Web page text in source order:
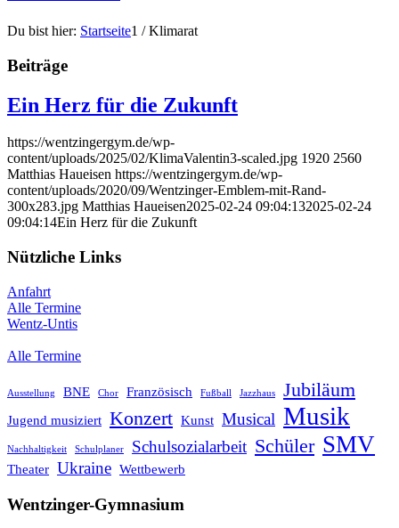
Du bist hier: Startseite1 / Klimarat
Beiträge
Ein Herz für die Zukunft
https://wentzingergym.de/wp-
content/uploads/2025/02/KlimaValentin3-scaled.jpg 1920 2560
Matthias Haueisen https://wentzingergym.de/wp-
content/uploads/2020/09/Wentzinger-Emblem-mit-Rand-
300x283.jpg Matthias Haueisen2025-02-24 09:04:132025-02-24
09:04:14Ein Herz für die Zukunft
Nützliche Links
Anfahrt
Alle Termine
Wentz-Untis
Alle Termine
Ausstellung BNE Chor Französisch Fußball Jazzhaus Jubiläum
Jugend musiziert Konzert Kunst Musical Musik
Nachhaltigkeit Schulplaner Schulsozialarbeit Schüler SMV
Theater Ukraine Wettbewerb
Wentzinger-Gymnasium